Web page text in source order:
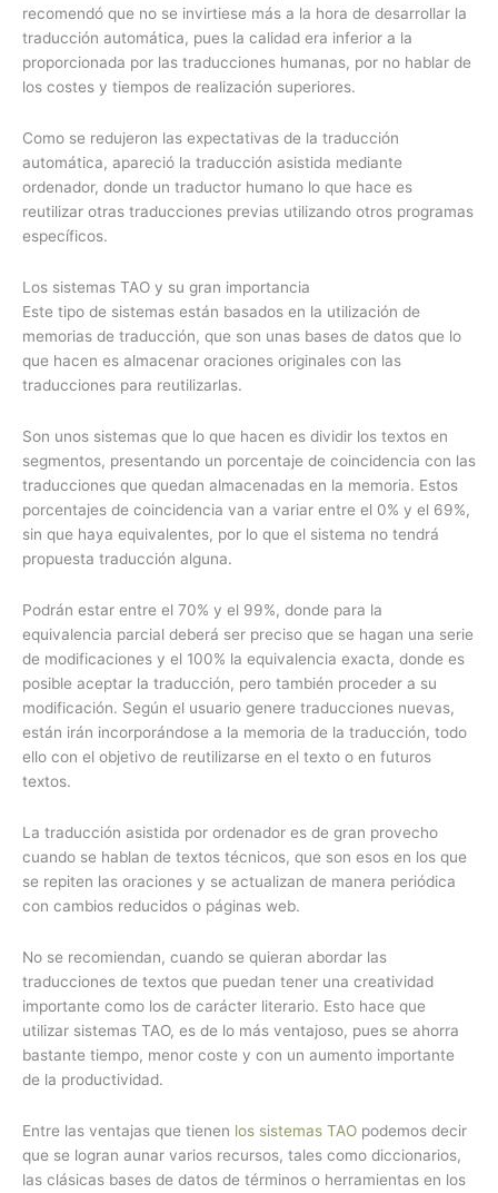
recomendó que no se invirtiese más a la hora de desarrollar la
traducción automática, pues la calidad era inferior a la
proporcionada por las traducciones humanas, por no hablar de
los costes y tiempos de realización superiores.
Como se redujeron las expectativas de la traducción
automática, apareció la traducción asistida mediante
ordenador, donde un traductor humano lo que hace es
reutilizar otras traducciones previas utilizando otros programas
específicos.
Los sistemas TAO y su gran importancia
Este tipo de sistemas están basados en la utilización de
memorias de traducción, que son unas bases de datos que lo
que hacen es almacenar oraciones originales con las
traducciones para reutilizarlas.
Son unos sistemas que lo que hacen es dividir los textos en
segmentos, presentando un porcentaje de coincidencia con las
traducciones que quedan almacenadas en la memoria. Estos
porcentajes de coincidencia van a variar entre el 0% y el 69%,
sin que haya equivalentes, por lo que el sistema no tendrá
propuesta traducción alguna.
Podrán estar entre el 70% y el 99%, donde para la
equivalencia parcial deberá ser preciso que se hagan una serie
de modificaciones y el 100% la equivalencia exacta, donde es
posible aceptar la traducción, pero también proceder a su
modificación. Según el usuario genere traducciones nuevas,
están irán incorporándose a la memoria de la traducción, todo
ello con el objetivo de reutilizarse en el texto o en futuros
textos.
La traducción asistida por ordenador es de gran provecho
cuando se hablan de textos técnicos, que son esos en los que
se repiten las oraciones y se actualizan de manera periódica
con cambios reducidos o páginas web.
No se recomiendan, cuando se quieran abordar las
traducciones de textos que puedan tener una creatividad
importante como los de carácter literario. Esto hace que
utilizar sistemas TAO, es de lo más ventajoso, pues se ahorra
bastante tiempo, menor coste y con un aumento importante
de la productividad.
Entre las ventajas que tienen los sistemas TAO podemos decir
que se logran aunar varios recursos, tales como diccionarios,
las clásicas bases de datos de términos o herramientas en los